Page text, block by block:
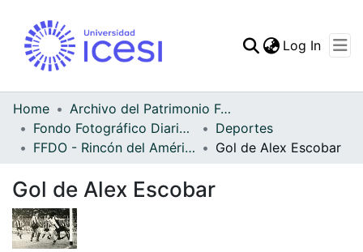
Statistics
Log In
Home
Archivo del Patrimonio Fotográfico y Fílmico del Valle del Cauca
Fondo Fotográfico Diario Occidente
Deportes
FFDO - Rincón del América - Patrimonial
Gol de Alex Escobar
Gol de Alex Escobar